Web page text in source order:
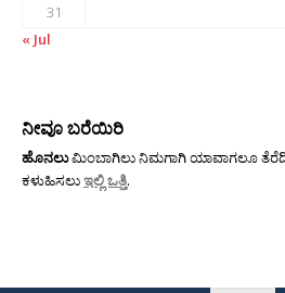
31
« Jul
ನೀವೂ ಬರೆಯಿರಿ
ಹೊನಲುಮಿಂಬಾಗಿಲು ನಿಮಗಾಗಿ ಯಾವಾಗಲೂ
ಕಳುಹಿಸಲುಇಲ್ಲಿ ಒತ್ತಿ.